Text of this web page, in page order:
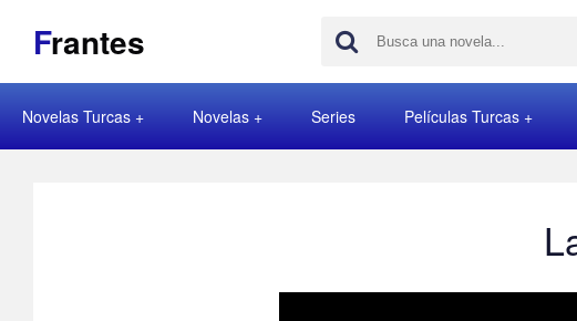
Frantes
Novelas Turcas Novelas Series Películas Turcas